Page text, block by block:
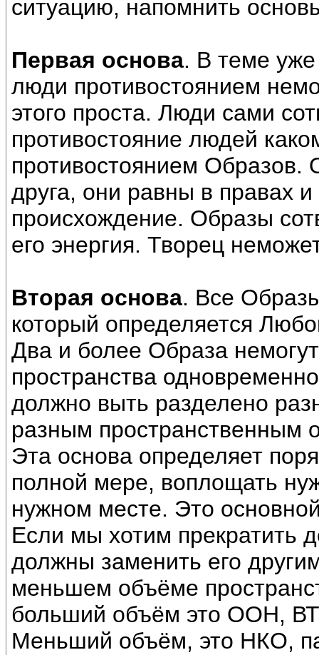
ситуацию, напомнить
Первая основа. В теме уже
люди противостоянием
этого проста. Люди сами
противостояние людей
противостоянием Образов.
друга, они равны в правах
происхождение. Образы
его энергия. Творец
Вторая основа. Все
который определяется
Два и более Образа
пространства
должно выть разделено
разным пространственным
Эта основа определяет
полной мере, воплощать
нужном месте. Это
Если мы хотим прекратить
должны заменить его
меньшем объёме
больший объём это ООН,
Меньший объём, это НКО,